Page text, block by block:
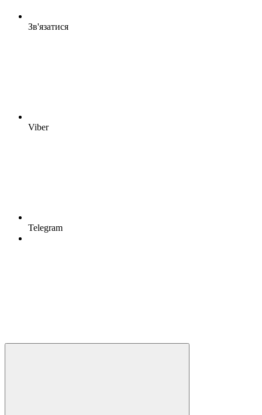
Зв'язатися
Viber
Telegram